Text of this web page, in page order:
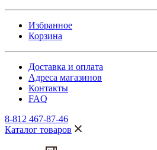
Избранное
Корзина
Доставка и оплата
Адреса магазинов
Контакты
FAQ
8-812 467-87-46
Каталог товаров